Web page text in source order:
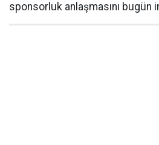
sponsorluk anlaşmasını bugün